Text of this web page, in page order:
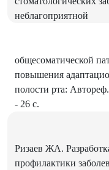
неблагоприятной
общесоматической
повышения
полости рта:
- 26 с.
Ризаев ЖА.
профилактики